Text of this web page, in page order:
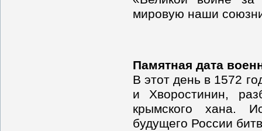
мировую наши
Памятная дата
В этот день в 1572
и Хворостинин,
крымского хана.
будущего России